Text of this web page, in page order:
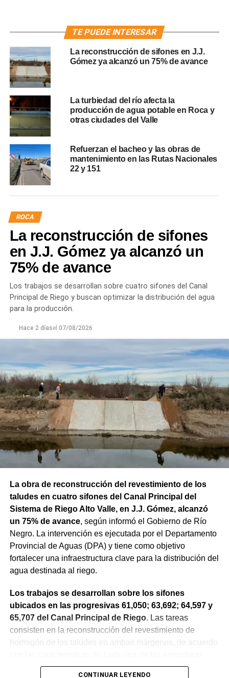
TE PUEDE INTERESAR
La reconstrucción de sifones en J.J.
Gómez ya alcanzó un 75% de avance
La turbiedad del río afecta la
producción de agua potable en Roca y
otras ciudades del Valle
Refuerzan el bacheo y las obras de
mantenimiento en las Rutas Nacionales
22 y 151
ROCA
La reconstrucción de sifones
en J.J. Gómez ya alcanzó un
75% de avance
Los trabajos se desarrollan sobre cuatro sifones del Canal
Principal de Riego y buscan optimizar la distribución del agua
para la producción.
Hace 2 díasel 07/08/2026
La obra de reconstrucción del revestimiento de los
taludes en cuatro sifones del Canal Principal del
Sistema de Riego Alto Valle, en J.J. Gómez, alcanzó
un 75% de avance, según informó el Gobierno de Río
Negro. La intervención es ejecutada por el Departamento
Provincial de Aguas (DPA) y tiene como objetivo
fortalecer una infraestructura clave para la distribución del
agua destinada al riego.
Los trabajos se desarrollan sobre los sifones
ubicados en las progresivas 61,050; 63,692; 64,597 y
65,707 del Canal Principal de Riego. Las tareas
consisten en la reconstrucción del revestimiento de
hormigón de los taludes en ambas márgenes, de acuerdo
CONTINUAR LEYENDO